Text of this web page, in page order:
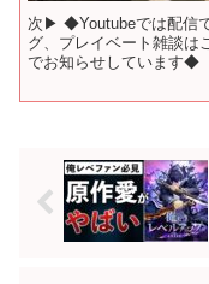
次▶ ◆Youtubeでは配信
グ、プレイベート雑談
でお知らせしています◆